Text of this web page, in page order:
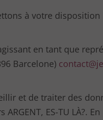
à votre
en tant que
Barcelone)
et de traiter des
ES-TU LÀ?.